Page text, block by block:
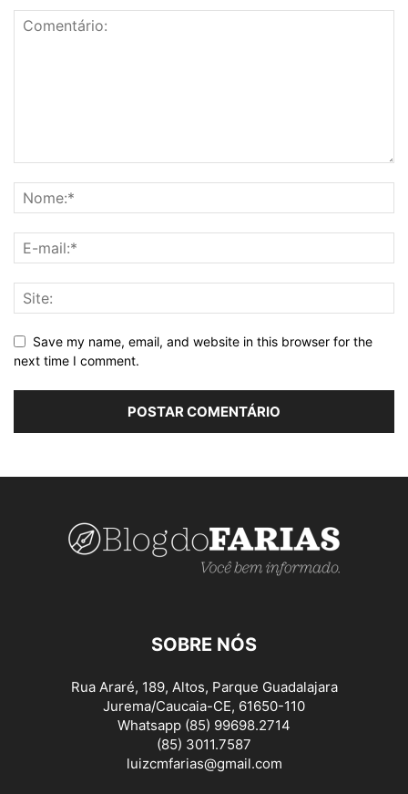
Save my name, email, and website in this browser for the
next time I comment.
SOBRE NÓS
Rua Araré, 189, Altos, Parque Guadalajara
Jurema/Caucaia-CE, 61650-110
Whatsapp (85) 99698.2714
(85) 3011.7587
luizcmfarias@gmail.com